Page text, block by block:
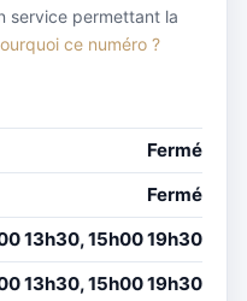
service permettant la
ce numéro ?
Fermé
Fermé
13h30, 15h00 19h30
13h30, 15h00 19h30